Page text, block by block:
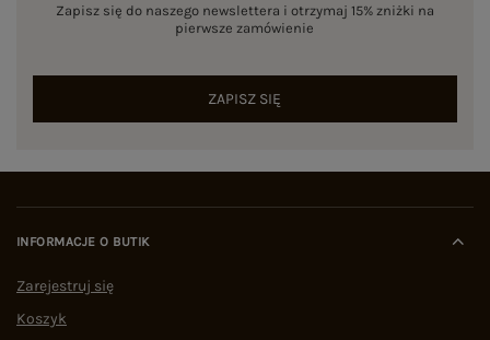
Zapisz się do naszego newslettera i otrzymaj 15% zniżki na
pierwsze zamówienie
ZAPISZ SIĘ
INFORMACJE O BUTIK
Zarejestruj się
Koszyk